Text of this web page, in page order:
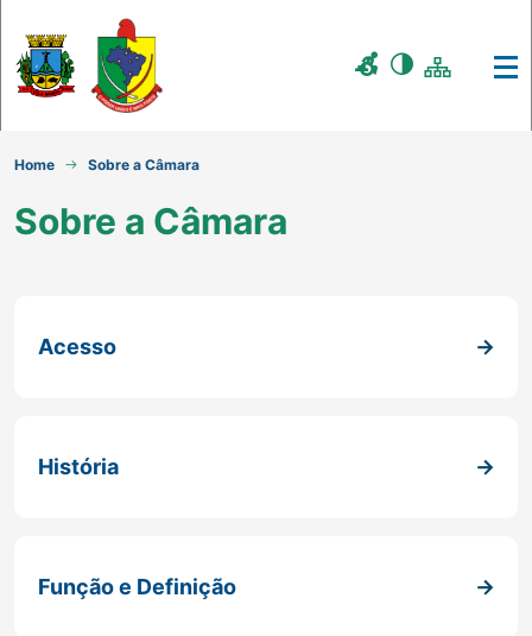
Home Sobre a Câmara
Sobre a Câmara
Acesso
História
Função e Definição